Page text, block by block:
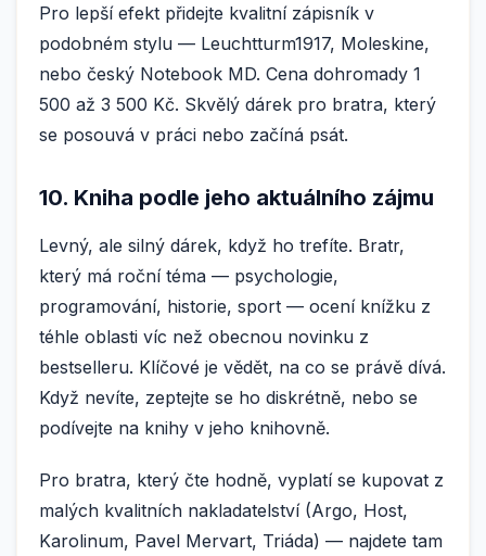
Pro lepší efekt přidejte kvalitní zápisník v
podobném stylu — Leuchtturm1917, Moleskine,
nebo český Notebook MD. Cena dohromady 1
500 až 3 500 Kč. Skvělý dárek pro bratra, který
se posouvá v práci nebo začíná psát.
10. Kniha podle jeho aktuálního zájmu
Levný, ale silný dárek, když ho trefíte. Bratr,
který má roční téma — psychologie,
programování, historie, sport — ocení knížku z
téhle oblasti víc než obecnou novinku z
bestselleru. Klíčové je vědět, na co se právě dívá.
Když nevíte, zeptejte se ho diskrétně, nebo se
podívejte na knihy v jeho knihovně.
Pro bratra, který čte hodně, vyplatí se kupovat z
malých kvalitních nakladatelství (Argo, Host,
Karolinum, Pavel Mervart, Triáda) — najdete tam